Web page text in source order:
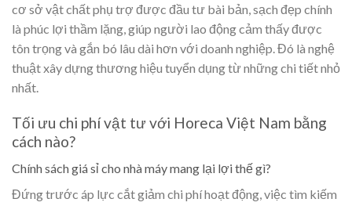
cơ sở vật chất phụ trợ được đầu tư bài bản, sạch đẹp chính
là phúc lợi thầm lặng, giúp người lao động cảm thấy được
tôn trọng và gắn bó lâu dài hơn với doanh nghiệp. Đó là nghệ
thuật xây dựng thương hiệu tuyển dụng từ những chi tiết nhỏ
nhất.
Tối ưu chi phí vật tư với Horeca Việt Nam bằng
cách nào?
Chính sách giá sỉ cho nhà máy mang lại lợi thế gì?
Đứng trước áp lực cắt giảm chi phí hoạt động, việc tìm kiếm